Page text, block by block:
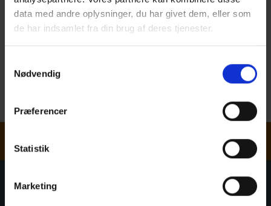
data med andre oplysninger, du har givet dem, eller som
de har indsamlet fra din brug af deres tjenester.
Nødvendig
Præferencer
Statistik
Marketing
MARIANNE JØRGENSEN
Byggeteknisk fagredaktør
Send email
Nyhedsbrev